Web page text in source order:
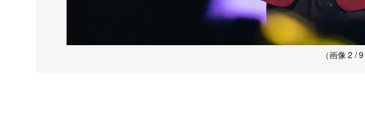
（画像 2 / 9